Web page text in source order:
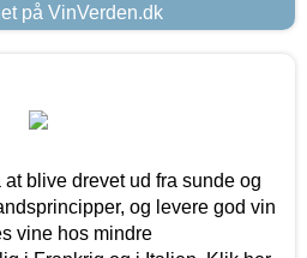
på VinVerden.dk
blive drevet ud fra sunde og
og levere god vin
vine hos mindre